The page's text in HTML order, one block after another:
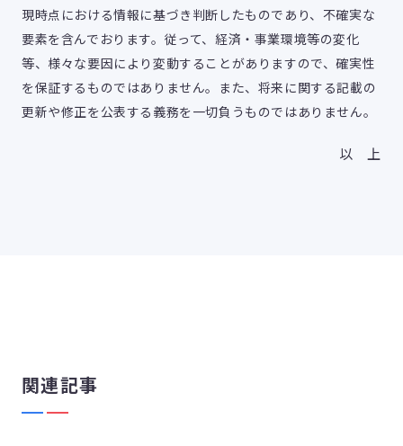
現時点における情報に基づき判断したものであり、不確実な
要素を含んでおります。従って、経済・事業環境等の変化
等、様々な要因により変動することがありますので、確実性
を保証するものではありません。また、将来に関する記載の
更新や修正を公表する義務を一切負うものではありません。
以 上
関連記事